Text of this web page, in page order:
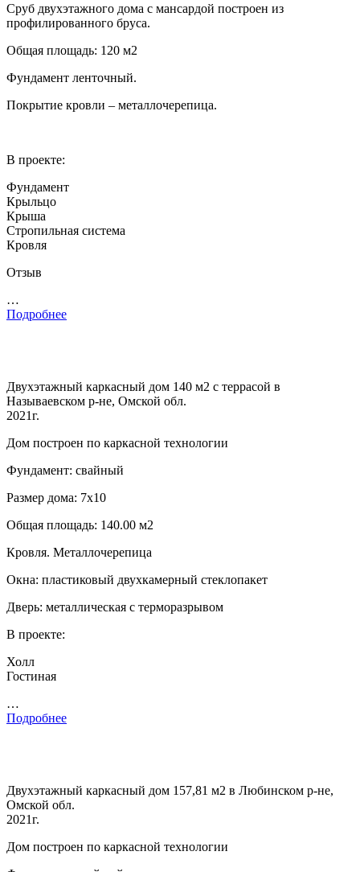
Сруб двухэтажного дома с мансардой построен из
профилированного бруса.
Общая площадь: 120 м2
Фундамент ленточный.
Покрытие кровли – металлочерепица.
В проекте:
Фундамент
Крыльцо
Крыша
Стропильная система
Кровля
Отзыв
…
Подробнее
Двухэтажный каркасный дом 140 м2 с террасой в
Называевском р-не, Омской обл.
2021г.
Дом построен по каркасной технологии
Фундамент: свайный
Размер дома: 7х10
Общая площадь: 140.00 м2
Кровля. Металлочерепица
Окна: пластиковый двухкамерный стеклопакет
Дверь: металлическая с терморазрывом
В проекте:
Холл
Гостиная
…
Подробнее
Двухэтажный каркасный дом 157,81 м2 в Любинском р-не,
Омской обл.
2021г.
Дом построен по каркасной технологии